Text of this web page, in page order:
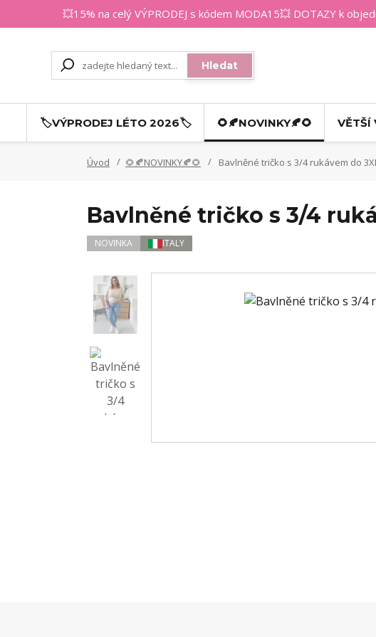
💥15% na celý VÝPRODEJ s kódem MODA15💥 DOTAZY k
Hledat
🏷️VÝPRODEJ LÉTO 2026🏷️ 🌻🍂NOVINKY🍂🌻 VĚTŠÍ
Úvod 🌻🍂NOVINKY🍂🌻 Bavlněné tričko s 3/4 rukávem do
Bavlněné tričko s 3/4
NOVINKA ITALY